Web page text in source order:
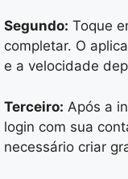
Segundo: Toque
completar. O
e a velocidade
Terceiro: Após a
login com sua
necessário criar